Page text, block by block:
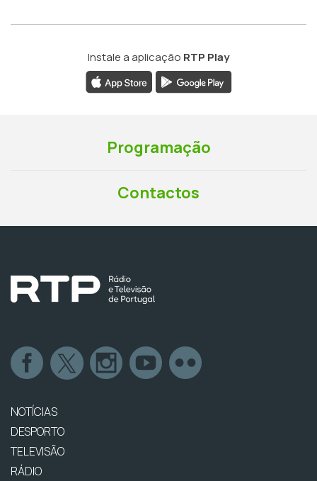
Instale a aplicação RTP Play
Programação
Contactos
NOTÍCIAS
DESPORTO
TELEVISÃO
RÁDIO